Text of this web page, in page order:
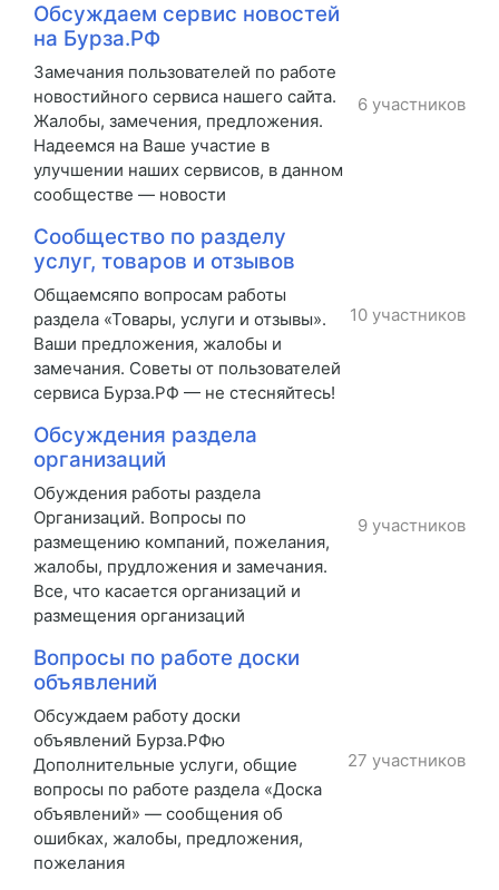
Обсуждаем сервис новостей
на Бурза.РФ
Замечания пользователей по работе
новостийного сервиса нашего сайта.
Жалобы, замечения, предложения.
Надеемся на Ваше участие в
улучшении наших сервисов, в данном
сообществе — новости
6 участников
Сообщество по разделу
услуг, товаров и отзывов
Общаемсяпо вопросам работы
раздела «Товары, услуги и отзывы».
Ваши предложения, жалобы и
замечания. Советы от пользователей
сервиса Бурза.РФ — не стесняйтесь!
10 участников
Обсуждения раздела
организаций
Обуждения работы раздела
Организаций. Вопросы по
размещению компаний, пожелания,
жалобы, прудложения и замечания.
Все, что касается организаций и
размещения организаций
9 участников
Вопросы по работе доски
объявлений
Обсуждаем работу доски
объявлений Бурза.РФю
Дополнительные услуги, общие
вопросы по работе раздела «Доска
объявлений» — сообщения об
ошибках, жалобы, предложения,
пожелания
27 участников